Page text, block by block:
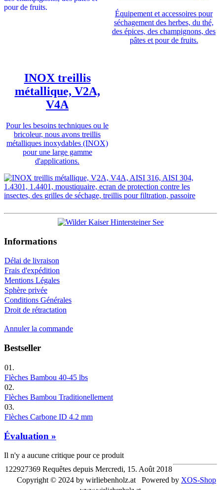
Équipement et accessoires pour
séchagement des herbes, du thé,
des épices, des champignons, des
pâtes et pour de fruits.
INOX treillis
métallique, V2A,
V4A
Pour les besoins techniques ou le
bricoleur, nous avons treillis
métalliques inoxydables (INOX)
pour une large gamme
d'applications.
Informations
Délai de livraison
Frais d'expédition
Mentions Légales
Sphère privée
Conditions Générales
Droit de rétractation
Annuler la commande
Bestseller
01.
Flèches Bambou 40-45 lbs
02.
Flèches Bambou Traditionellement
03.
Flèches Carbone ID 4.2 mm
Évaluation »
Il n'y a aucune critique pour ce produit
122927369 Requêtes depuis Mercredi, 15. Août 2018
Copyright © 2024 by wirliebenholz.at Powered by XOS-Shop